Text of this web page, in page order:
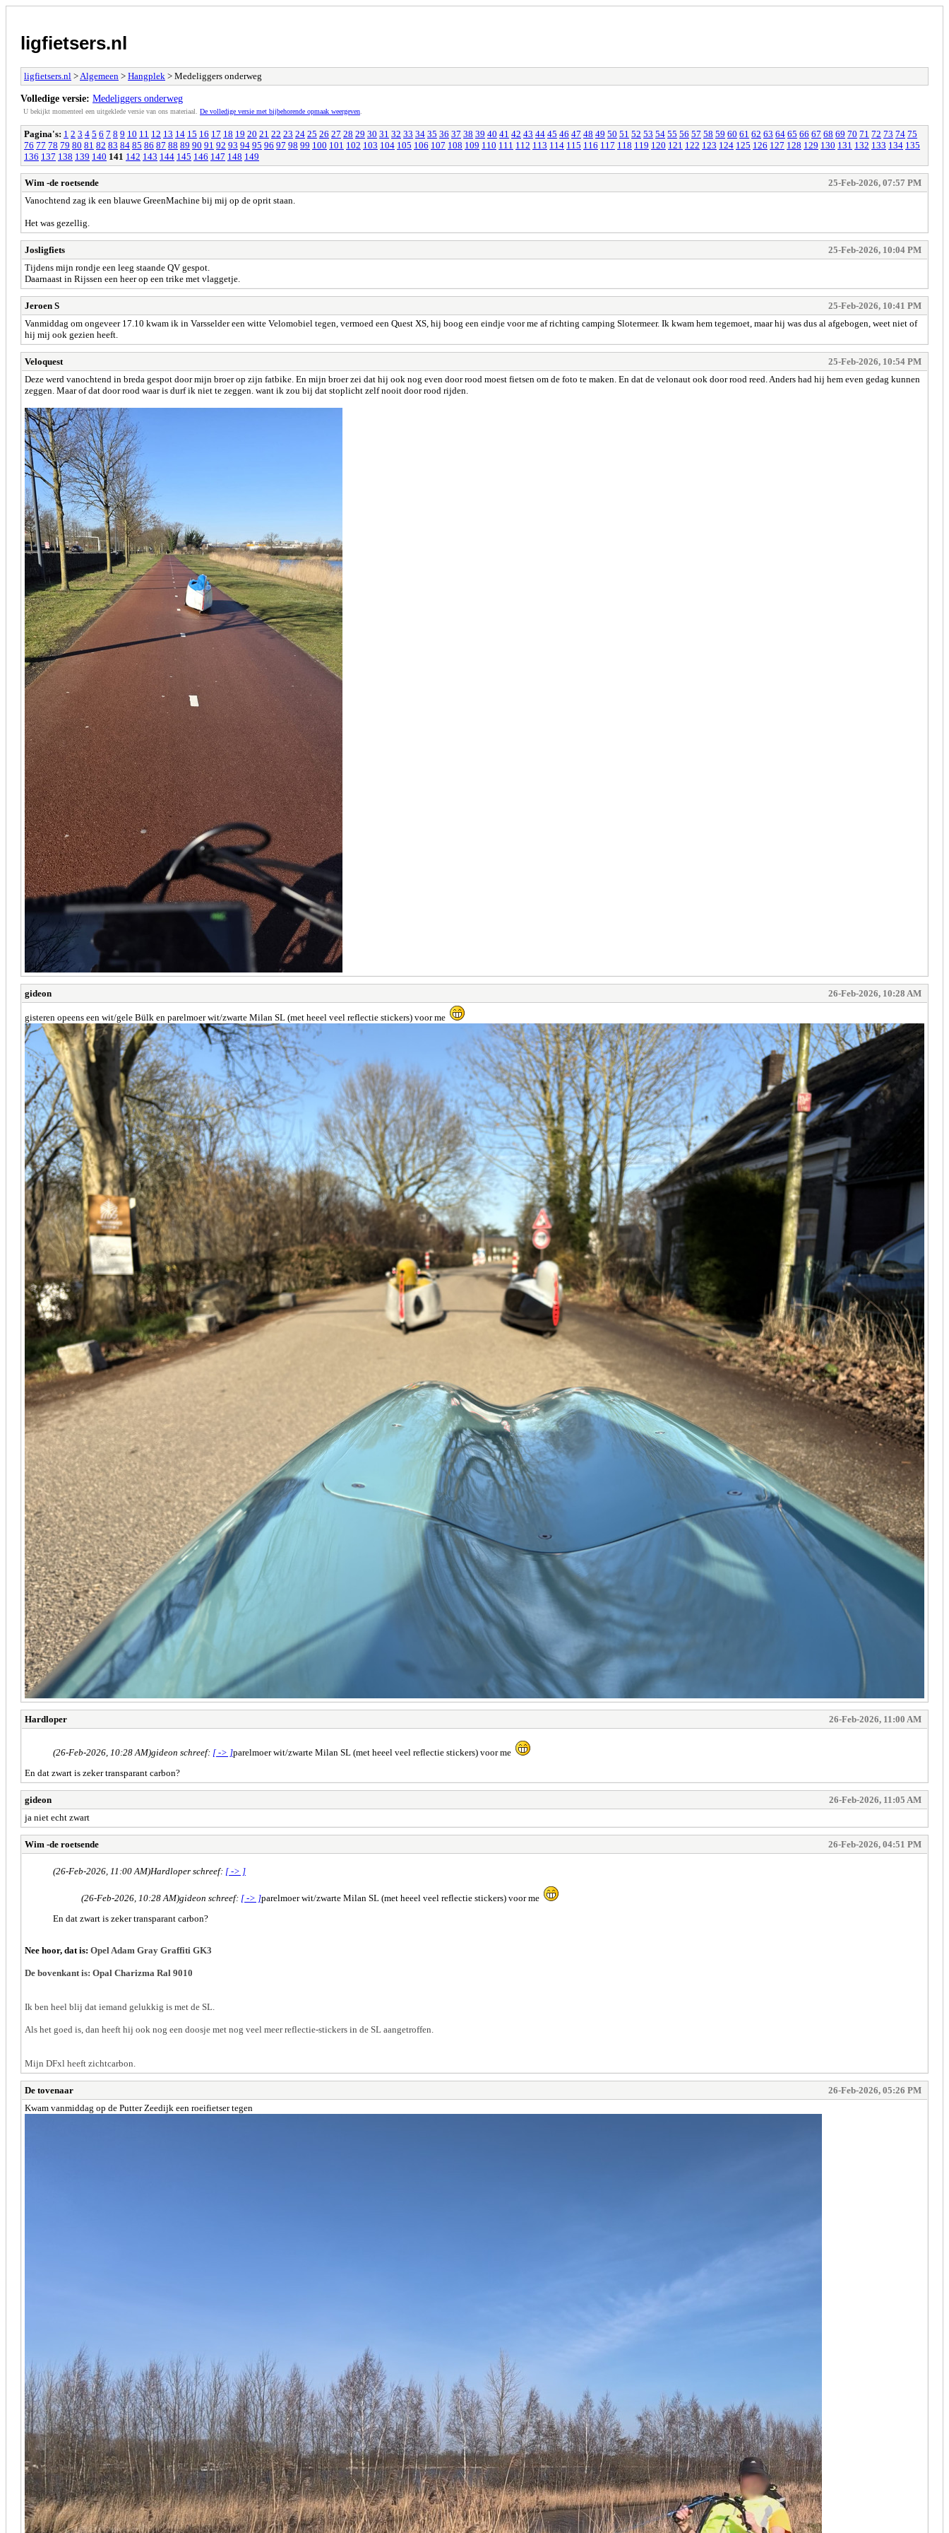
ligfietsers.nl
ligfietsers.nl > Algemeen > Hangplek > Medeliggers onderweg
Volledige versie: Medeliggers onderweg
U bekijkt momenteel een uitgeklede versie van ons materiaal. De volledige versie met bijbehorende opmaak weergeven
Pagina's: 1 2 3 4 5 6 7 8 9 10 11 12 13 14 15 16 17 18 19 20 21 22 23 24 25 26 27 28 29 30 31 32 33 34 35 36 37 38 39 40 41 42 43 44 45 46 47 48 49 50 51 52 53 54 55 56 57 58 59 60 61 62 63 64 65 66 67 68 69 70 71 72 73 74 75
76 77 78 79 80 81 82 83 84 85 86 87 88 89 90 91 92 93 94 95 96 97 98 99 100 101 102 103 104 105 106 107 108 109 110 111 112 113 114 115 116 117 118 119 120 121 122 123 124 125 126 127 128 129 130 131 132 133 134 135
136 137 138 139 140 141 142 143 144 145 146 147 148 149
Wim -de roetsende
25-Feb-2026, 07:57 PM
Vanochtend zag ik een blauwe GreenMachine bij mij op de oprit staan.
Het was gezellig.
Josligfiets
25-Feb-2026, 10:04 PM
Tijdens mijn rondje een leeg staande QV gespot.
Daarnaast in Rijssen een heer op een trike met vlaggetje.
Jeroen S
25-Feb-2026, 10:41 PM
Vanmiddag om ongeveer 17.10 kwam ik in Varsselder een witte Velomobiel tegen, vermoed een Quest XS, hij boog een eindje voor me af richting camping Slotermeer. Ik kwam hem tegemoet, maar hij was dus al afgebogen, weet niet of
hij mij ook gezien heeft.
Veloquest
25-Feb-2026, 10:54 PM
Deze werd vanochtend in breda gespot door mijn broer op zijn fatbike. En mijn broer zei dat hij ook nog even door rood moest fietsen om de foto te maken. En dat de velonaut ook door rood reed. Anders had hij hem even gedag kunnen
zeggen. Maar of dat door rood waar is durf ik niet te zeggen. want ik zou bij dat stoplicht zelf nooit door rood rijden.
gideon 26-Feb-2026, 10:28 AM
gisteren opeens een wit/gele Bülk en parelmoer wit/zwarte Milan SL (met heeel veel reflectie stickers) voor me
Hardloper 26-Feb-2026, 11:00 AM
(26-Feb-2026, 10:28 AM)gideon schreef: [ -> ]parelmoer wit/zwarte Milan SL (met heeel veel reflectie stickers) voor me
En dat zwart is zeker transparant carbon?
gideon
26-Feb-2026, 11:05 AM
ja niet echt zwart
Wim -de roetsende 26-Feb-2026, 04:51 PM
(26-Feb-2026, 11:00 AM)Hardloper schreef: [ -> ]
(26-Feb-2026, 10:28 AM)gideon schreef: [ -> ]parelmoer wit/zwarte Milan SL (met heeel veel reflectie stickers) voor me
En dat zwart is zeker transparant carbon?
Nee hoor, dat is: Opel Adam Gray Graffiti GK3
De bovenkant is: Opal Charizma Ral 9010
Ik ben heel blij dat iemand gelukkig is met de SL.
Als het goed is, dan heeft hij ook nog een doosje met nog veel meer reflectie-stickers in de SL aangetroffen.
Mijn DFxl heeft zichtcarbon.
De tovenaar
26-Feb-2026, 05:26 PM
Kwam vanmiddag op de Putter Zeedijk een roeifietser tegen